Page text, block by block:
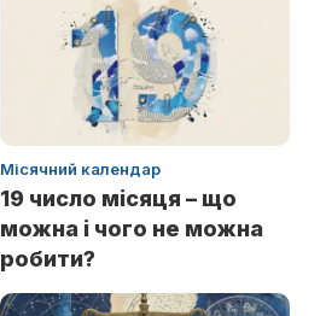
Місячний календар
19 число місяця – що
можна і чого не можна
робити?